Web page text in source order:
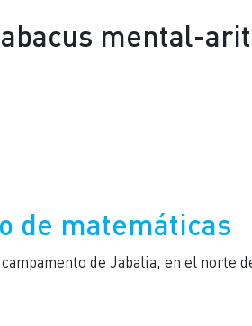
mental-
de matemáticas
de Jabalia, en el norte